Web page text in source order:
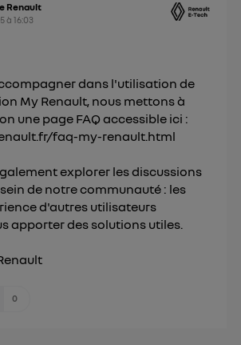
Renault
à16:03
dans l'utilisation de
My Renault, nous mettons à
une page FAQ accessible ici :
faq-my-renault.html
explorer les discussions
de notre communauté : les
d'autres utilisateurs
apporter des solutions utiles.
0